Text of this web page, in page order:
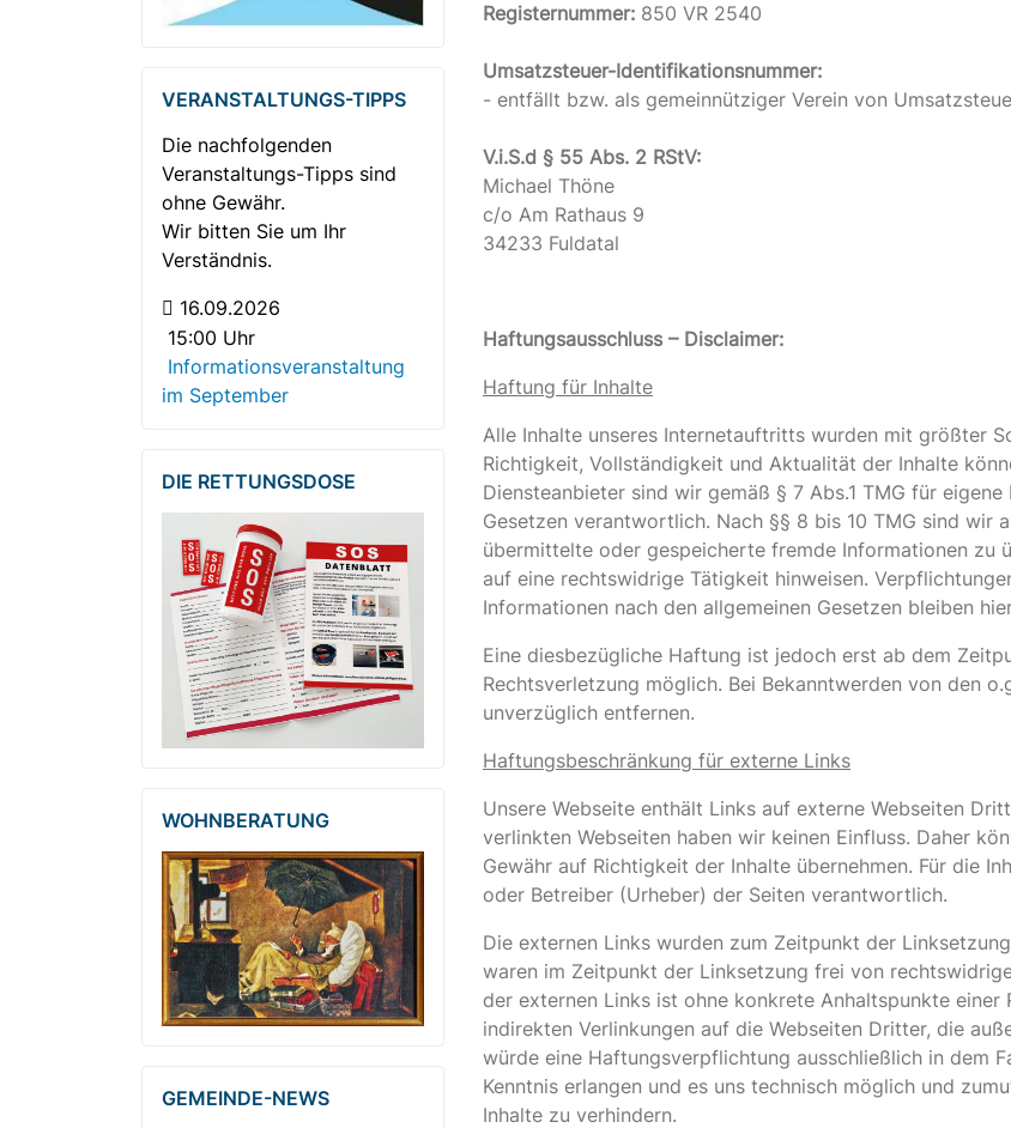
Registernummer: 850 VR 2540
Umsatzsteuer-Identifikationsnummer:
- entfällt bzw. als gemeinnütziger Verein von
V.i.S.d § 55 Abs. 2 RStV:
Michael Thöne
c/o Am Rathaus 9
34233 Fuldatal
Haftungsausschluss – Disclaimer:
Haftung für Inhalte
Alle Inhalte unseres Internetauftritts wurden mit größter
Richtigkeit, Vollständigkeit und Aktualität der Inhalte
Diensteanbieter sind wir gemäß § 7 Abs.1 TMG für
Gesetzen verantwortlich. Nach §§ 8 bis 10 TMG sind wir
übermittelte oder gespeicherte fremde Informationen zu
auf eine rechtswidrige Tätigkeit hinweisen.
Informationen nach den allgemeinen Gesetzen bleiben
Eine diesbezügliche Haftung ist jedoch erst ab dem
Rechtsverletzung möglich. Bei Bekanntwerden von den
unverzüglich entfernen.
Haftungsbeschränkung für externe Links
Unsere Webseite enthält Links auf externe Webseiten
verlinkten Webseiten haben wir keinen Einfluss. Daher
Gewähr auf Richtigkeit der Inhalte übernehmen. Für die
oder Betreiber (Urheber) der Seiten verantwortlich.
Die externen Links wurden zum Zeitpunkt der
waren im Zeitpunkt der Linksetzung frei von
der externen Links ist ohne konkrete Anhaltspunkte
indirekten Verlinkungen auf die Webseiten Dritter, die
würde eine Haftungsverpflichtung ausschließlich in dem
Kenntnis erlangen und es uns technisch möglich und
Inhalte zu verhindern.
VERANSTALTUNGS-TIPPS
Die nachfolgenden
Veranstaltungs-Tipps sind
ohne Gewähr.
Wir bitten Sie um Ihr
Verständnis.
16.09.2026
15:00 Uhr
Informationsveranstaltung
im September
DIE RETTUNGSDOSE
WOHNBERATUNG
GEMEINDE-NEWS